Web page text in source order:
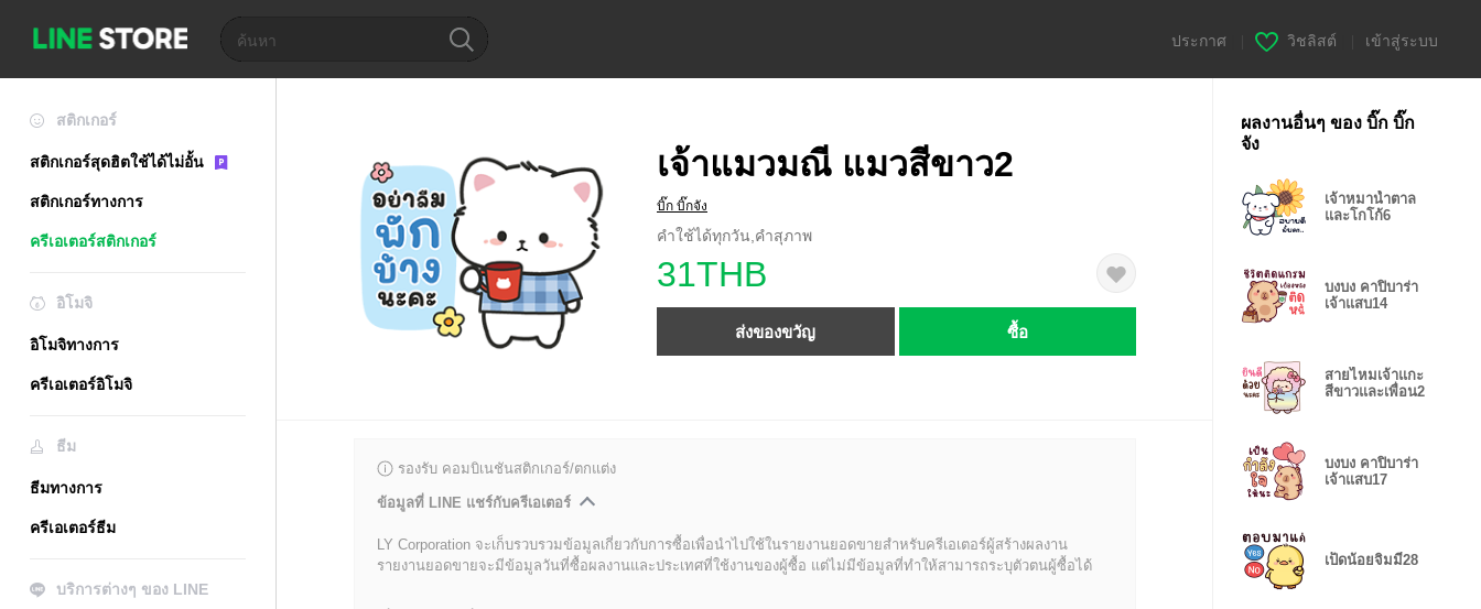
ประกาศ วิชลิสต์ เข้าสู่ระบบ
สติกเกอร์
สติกเกอร์สุดฮิตใช้ได้ไม่อั้น
สติกเกอร์ทางการ
ครีเอเตอร์สติกเกอร์
อิโมจิ
อิโมจิทางการ
ครีเอเตอร์อิโมจิ
ธีม
ธีมทางการ
ครีเอเตอร์ธีม
บริการต่างๆ ของ LINE
เจ้าแมวมณี แมวสีขาว2
บิ๊ก บิ๊กจัง
คำใช้ได้ทุกวัน,คำสุภาพ
31THB
ส่งของขวัญ ซื้อ
รองรับ คอมบิเนชันสติกเกอร์/ตกแต่ง
ข้อมูลที่ LINE แชร์กับครีเอเตอร์
LY Corporation จะเก็บรวบรวมข้อมูลเกี่ยวกับการซื้อเพื่อนำไปใช้ในรายงานยอดขายสำหรับครีเอเตอร์ผู้สร้างผลงาน
รายงานยอดขายจะมีข้อมูลวันที่ซื้อผลงานและประเทศที่ใช้งานของผู้ซื้อ แต่ไม่มีข้อมูลที่ทำให้สามารถระบุตัวตนผู้ซื้อได้
ผลงานอื่นๆ ของ บิ๊ก บิ๊ก
จัง
เจ้าหมาน้ำตาล
และโกโก้6
บงบง คาปิบาร่า
เจ้าแสบ14
สายไหมเจ้าแกะ
สีขาวและเพื่อน2
บงบง คาปิบาร่า
เจ้าแสบ17
เป็ดน้อยจิมมี่28